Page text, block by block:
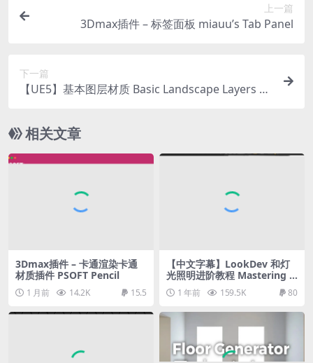
上一篇
3Dmax插件 – 标签面板 miauu’s Tab Panel
下一篇
【UE5】基本图层材质 Basic Landscape Layers M
相关文章
3Dmax插件 – 卡通渲染卡通
材质插件 PSOFT Pencil
1 月前 14.2K 15.5
【中文字幕】LookDev 和灯
光照明进阶教程 Mastering L
ookDev & Lighting for the
VFX industry
1 年前 159.5K 80